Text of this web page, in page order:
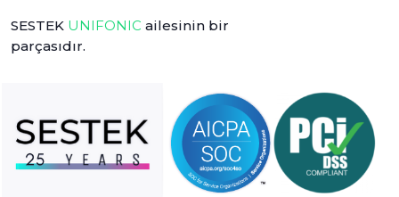
SESTEK UNIFONIC ailesinin bir
parçasıdır.